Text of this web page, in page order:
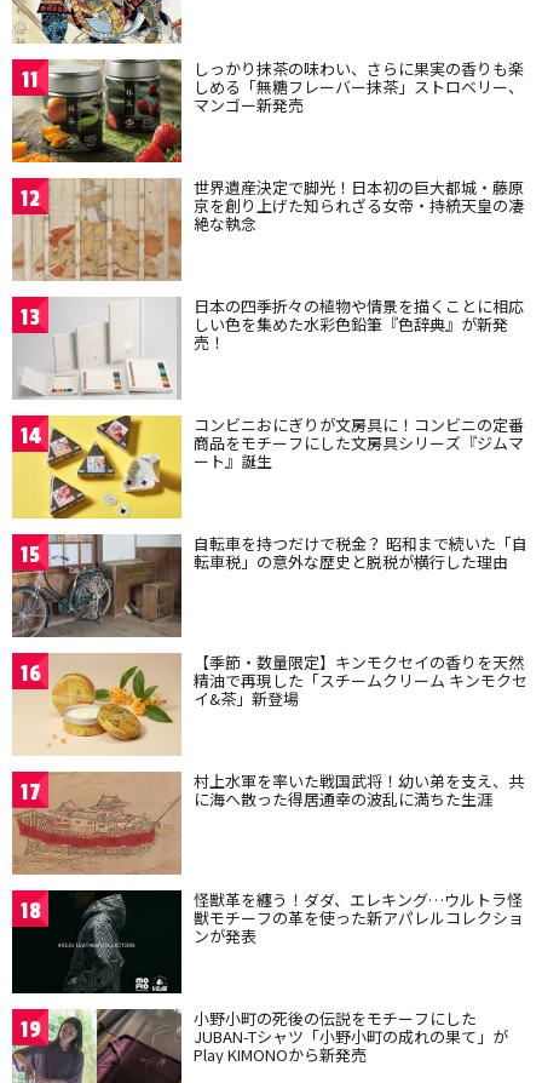
11 しっかり抹茶の味わい、さらに果実の香りも楽
しめる「無糖フレーバー抹茶」ストロベリー、
マンゴー新発売
12 世界遺産決定で脚光！日本初の巨大都城・藤原
京を創り上げた知られざる女帝・持統天皇の凄
絶な執念
13 日本の四季折々の植物や情景を描くことに相応
しい色を集めた水彩色鉛筆『色辞典』が新発
売！
14 コンビニおにぎりが文房具に！コンビニの定番
商品をモチーフにした文房具シリーズ『ジムマ
ート』誕生
15 自転車を持つだけで税金？ 昭和まで続いた「自
転車税」の意外な歴史と脱税が横行した理由
16 【季節・数量限定】キンモクセイの香りを天然
精油で再現した「スチームクリーム キンモクセ
イ&茶」新登場
17 村上水軍を率いた戦国武将！幼い弟を支え、共
に海へ散った得居通幸の波乱に満ちた生涯
18 怪獣革を纏う！ダダ、エレキング…ウルトラ怪
獣モチーフの革を使った新アパレルコレクショ
ンが発表
19 小野小町の死後の伝説をモチーフにした
JUBAN-Tシャツ「小野小町の成れの果て」が
Play KIMONOから新発売